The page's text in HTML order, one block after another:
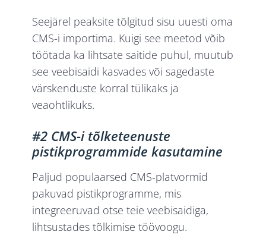
Seejärel peaksite tõlgitud sisu uuesti oma
CMS-i importima. Kuigi see meetod võib
töötada ka lihtsate saitide puhul, muutub
see veebisaidi kasvades või sagedaste
värskenduste korral tülikaks ja
veaohtlikuks.
#2 CMS-i tõlketeenuste
pistikprogrammide kasutamine
Paljud populaarsed CMS-platvormid
pakuvad pistikprogramme, mis
integreeruvad otse teie veebisaidiga,
lihtsustades tõlkimise töövoogu.